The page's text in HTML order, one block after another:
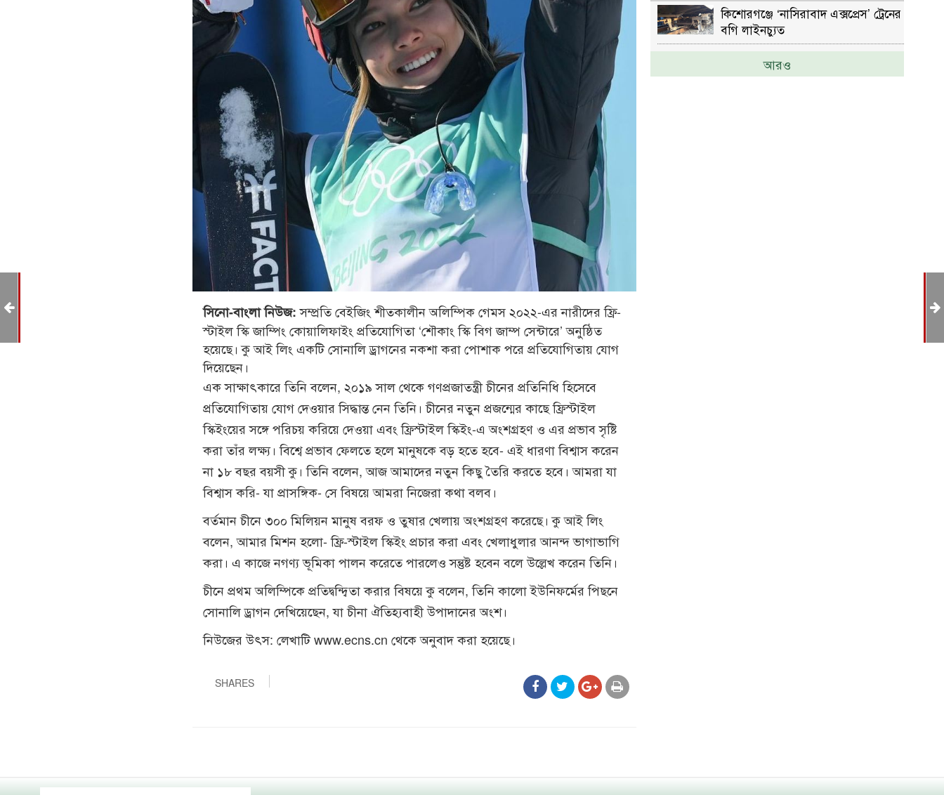
সিনো-বাংলা নিউজ:সম্প্রতি বেইজিং শীতকালীন অলিম্পিক গেমস ২০২২-এর নারীদের ফ্রি-
স্টাইল স্কি জাম্পিং কোয়ালিফাইং প্রতিযোগিতা ‘শৌকাং স্কি বিগ জাম্প সেন্টারে’ অনুষ্ঠিত
হয়েছে। কু আই লিং একটি সোনালি ড্রাগনের নকশা করা পোশাক পরে প্রতিযোগিতায় যোগ
দিয়েছেন।
এক সাক্ষাৎকারে তিনি বলেন, ২০১৯ সাল থেকে গণপ্রজাতন্ত্রী চীনের প্রতিনিধি হিসেবে
প্রতিযোগিতায় যোগ দেওয়ার সিদ্ধান্ত নেন তিনি। চীনের নতুন প্রজন্মের কাছে ফ্রিস্টাইল
স্কিইংয়ের সঙ্গে পরিচয় করিয়ে দেওয়া এবং ফ্রিস্টাইল স্কিইং-এ অংশগ্রহণ ও এর প্রভাব সৃষ্টি
করা তাঁর লক্ষ্য। বিশ্বে প্রভাব ফেলতে হলে মানুষকে বড় হতে হবে- এই ধারণা বিশ্বাস করেন
না ১৮ বছর বয়সী কু। তিনি বলেন, আজ আমাদের নতুন কিছু তৈরি করতে হবে। আমরা যা
বিশ্বাস করি- যা প্রাসঙ্গিক- সে বিষয়ে আমরা নিজেরা কথা বলব।
বর্তমান চীনে ৩০০ মিলিয়ন মানুষ বরফ ও তুষার খেলায় অংশগ্রহণ করেছে। কু আই লিং
বলেন, আমার মিশন হলো- ফ্রি-স্টাইল স্কিইং প্রচার করা এবং খেলাধুলার আনন্দ ভাগাভাগি
করা। এ কাজে নগণ্য ভূমিকা পালন করেতে পারলেও সন্তুষ্ট হবেন বলে উল্লেখ করেন তিনি।
চীনে প্রথম অলিম্পিকে প্রতিদ্বন্দ্বিতা করার বিষয়ে কু বলেন, তিনি কালো ইউনিফর্মের পিছনে
সোনালি ড্রাগন দেখিয়েছেন, যা চীনা ঐতিহ্যবাহী উপাদানের অংশ।
নিউজের উৎস: লেখাটি www.ecns.cn থেকে অনুবাদ করা হয়েছে।
SHARES
কিশোরগঞ্জে ‘নাসিরাবাদ এক্সপ্রেস’ ট্রেনের
বগি লাইনচ্যুত
আরও